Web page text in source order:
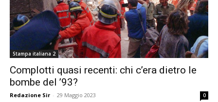
Stampa italiana 2
Complotti quasi recenti: chi c’era dietro le
bombe del ’93?
Redazione Sir - 29 Maggio 2023 0